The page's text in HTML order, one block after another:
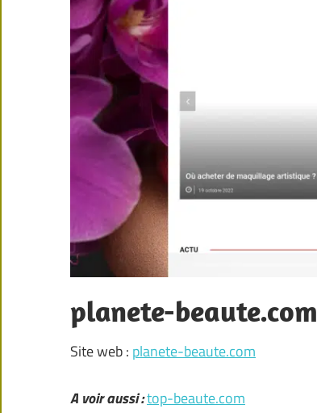
planete-beaute.com
Site web : planete-beaute.com
A voir aussi :top-beaute.com